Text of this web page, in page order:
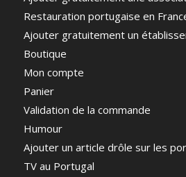
Restauration portugaise en
Ajouter gratuitement un
Boutique
Mon compte
Panier
Validation de la commande
Humour
Ajouter un article drôle sur les
TV au Portugal